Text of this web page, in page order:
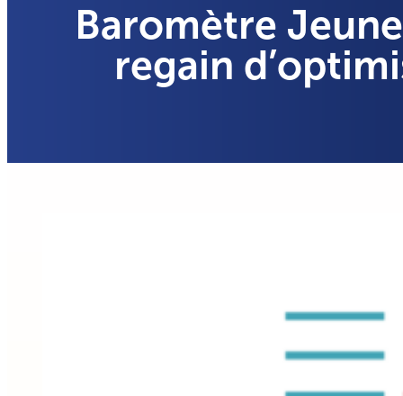
Baromètre
regain